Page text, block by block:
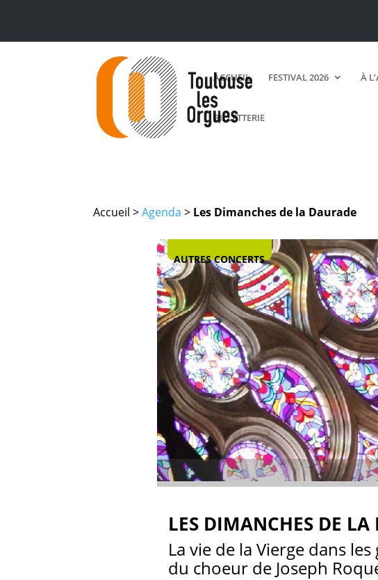
ACCUEIL FESTIVAL 2026 À
BILLETTERIE
Accueil >Agenda > Les Dimanches de la Daurade
AUTRES CONCERTS
LES DIMANCHES DE LA
La vie de la Vierge dans
du choeur de Joseph